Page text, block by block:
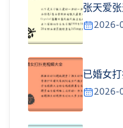
张天爱
2026-
已婚女
2026-